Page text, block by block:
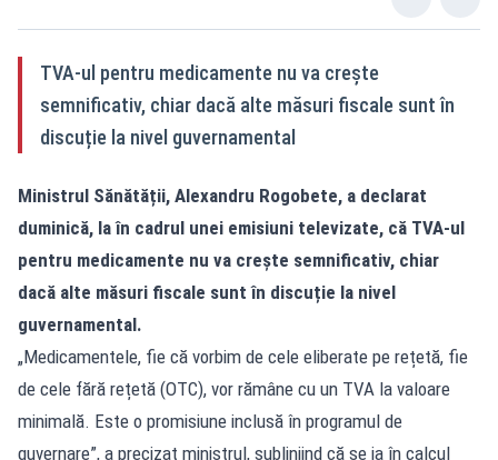
TVA-ul pentru medicamente nu va crește
semnificativ, chiar dacă alte măsuri fiscale sunt în
discuție la nivel guvernamental
Ministrul Sănătății, Alexandru Rogobete, a declarat
duminică, la în cadrul unei emisiuni televizate, că TVA-ul
pentru medicamente nu va crește semnificativ, chiar
dacă alte măsuri fiscale sunt în discuție la nivel
guvernamental.
„Medicamentele, fie că vorbim de cele eliberate pe rețetă, fie
de cele fără rețetă (OTC), vor rămâne cu un TVA la valoare
minimală. Este o promisiune inclusă în programul de
guvernare”, a precizat ministrul, subliniind că se ia în calcul